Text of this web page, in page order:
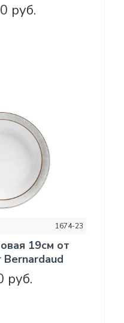
руб.
1674-23
19см от
Bernardaud
руб.